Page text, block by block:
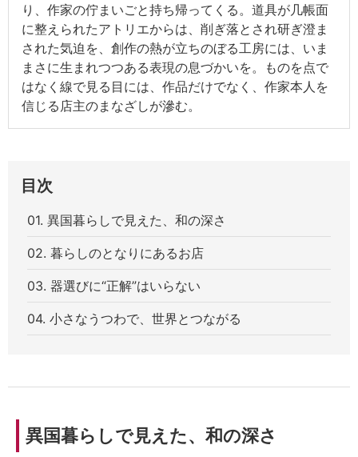
り、作家の佇まいごと持ち帰ってくる。道具が几帳面
に整えられたアトリエからは、削ぎ落とされ研ぎ澄ま
された気迫を、創作の熱が立ちのぼる工房には、いま
まさに生まれつつある表現の息づかいを。ものを点で
はなく線で見る目には、作品だけでなく、作家本人を
信じる店主のまなざしが滲む。
目次
01. 異国暮らしで見えた、和の深さ
02. 暮らしのとなりにあるお店
03. 器選びに“正解”はいらない
04. 小さなうつわで、世界とつながる
異国暮らしで見えた、和の深さ